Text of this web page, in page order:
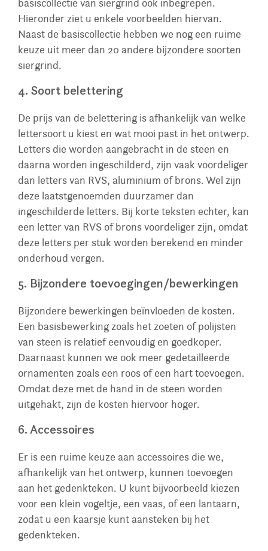
basiscollectie van siergrind ook inbegrepen.
Hieronder ziet u enkele voorbeelden hiervan.
Naast de basiscollectie hebben we nog een ruime
keuze uit meer dan 20 andere bijzondere soorten
siergrind.
4. Soort belettering
De prijs van de belettering is afhankelijk van welke
lettersoort u kiest en wat mooi past in het ontwerp.
Letters die worden aangebracht in de steen en
daarna worden ingeschilderd, zijn vaak voordeliger
dan letters van RVS, aluminium of brons. Wel zijn
deze laatstgenoemden duurzamer dan
ingeschilderde letters. Bij korte teksten echter, kan
een letter van RVS of brons voordeliger zijn, omdat
deze letters per stuk worden berekend en minder
onderhoud vergen.
5. Bijzondere toevoegingen/bewerkingen
Bijzondere bewerkingen beïnvloeden de kosten.
Een basisbewerking zoals het zoeten of polijsten
van steen is relatief eenvoudig en goedkoper.
Daarnaast kunnen we ook meer gedetailleerde
ornamenten zoals een roos of een hart toevoegen.
Omdat deze met de hand in de steen worden
uitgehakt, zijn de kosten hiervoor hoger.
6. Accessoires
Er is een ruime keuze aan accessoires die we,
afhankelijk van het ontwerp, kunnen toevoegen
aan het gedenkteken. U kunt bijvoorbeeld kiezen
voor een klein vogeltje, een vaas, of een lantaarn,
zodat u een kaarsje kunt aansteken bij het
gedenkteken.